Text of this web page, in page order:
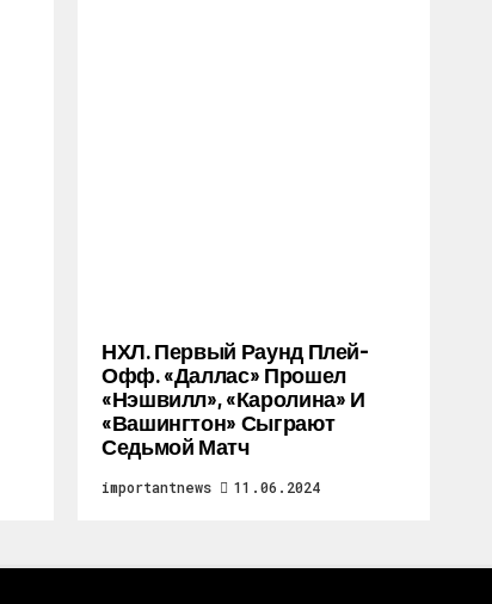
НХЛ. Первый Раунд Плей-
Офф. «Даллас» Прошел
«Нэшвилл», «Каролина» И
«Вашингтон» Сыграют
Седьмой Матч
importantnews 11.06.2024